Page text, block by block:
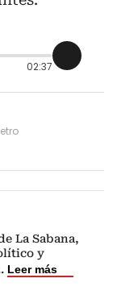
02:37
La Sabana,
y
Leer más